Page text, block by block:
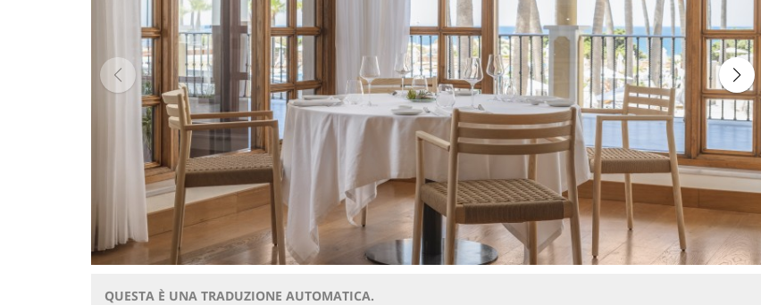
QUESTA È UNA TRADUZIONE AUTOMATICA.